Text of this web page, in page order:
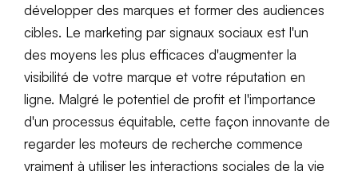
développer des marques et former des audiences
cibles. Le marketing par signaux sociaux est l'un
des moyens les plus efficaces d'augmenter la
visibilité de votre marque et votre réputation en
ligne. Malgré le potentiel de profit et l'importance
d'un processus équitable, cette façon innovante de
regarder les moteurs de recherche commence
vraiment à utiliser les interactions sociales de la vie